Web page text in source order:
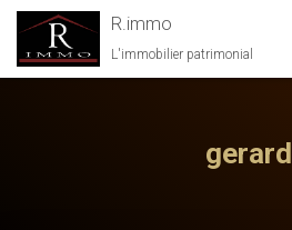
R.immo
L'immobilier patrimonial
gerard